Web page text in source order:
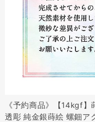
《予約商品》【14kgf
透彫 純金銀蒔絵 螺鈿ア